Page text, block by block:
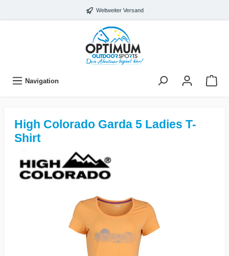
Weltweiter Versand
Navigation
High Colorado Garda 5 Ladies T-
Shirt